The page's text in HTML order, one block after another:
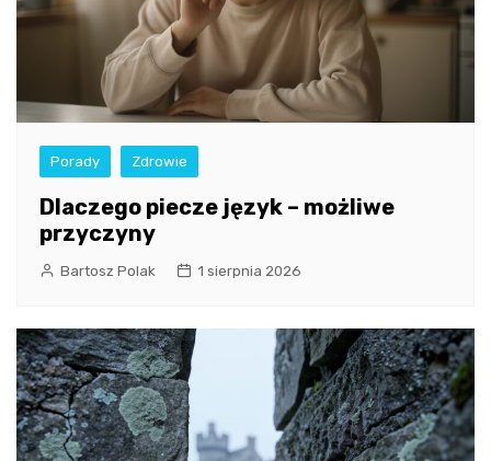
Porady Zdrowie
Dlaczego piecze język – możliwe
przyczyny
Bartosz Polak 1 sierpnia 2026